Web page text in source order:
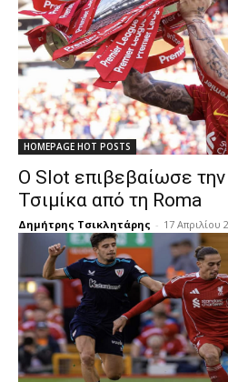
HOMEPAGE HOT POSTS
Ο Slot επιβεβαίωσε
Τσιμίκα από τη Roma
Δημήτρης Τσικλητάρης - 17 Απριλίου